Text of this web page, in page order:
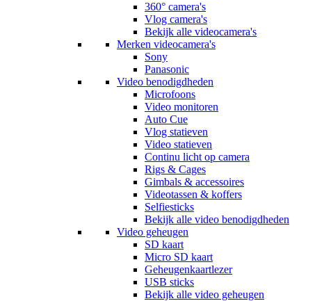
360° camera's
Vlog camera's
Bekijk alle videocamera's
Merken videocamera's
Sony
Panasonic
Video benodigdheden
Microfoons
Video monitoren
Auto Cue
Vlog statieven
Video statieven
Continu licht op camera
Rigs & Cages
Gimbals & accessoires
Videotassen & koffers
Selfiesticks
Bekijk alle video benodigdheden
Video geheugen
SD kaart
Micro SD kaart
Geheugenkaartlezer
USB sticks
Bekijk alle video geheugen